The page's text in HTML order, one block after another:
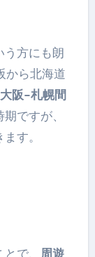
う方にも朗
から北海道
大阪-札幌間
ですが、
す。
で、 周遊